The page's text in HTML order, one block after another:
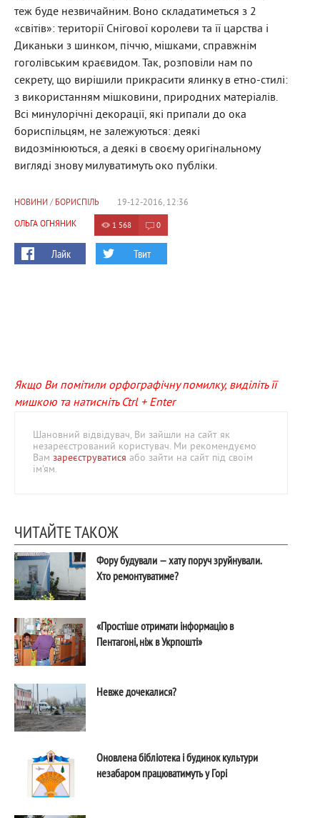
теж буде незвичайним. Воно складатиметься з 2
«світів»: території Снігової королеви та її царства і
Диканьки з шинком, піччю, мішками, справжнім
гоголівським краєвидом. Так, розповіли нам по
секрету, що вирішили прикрасити ялинку в етно-стилі:
з використанням мішковини, природних матеріалів.
Всі минулорічні декорації, які припали до ока
бориспільцям, не залежуються: деякі
видозмінюються, а деякі в своєму оригінальному
вигляді знову милуватимуть око публіки.
НОВИНИ/ БОРИСПІЛЬ
19-12-2016, 12:36
ОЛЬГА ОГНЯНИК
1 568 0
Лайк Твит
Якщо Ви помітили орфографічну помилку, виділіть її
мишкою та натисніть Ctrl + Enter
Шановний відвідувач, Ви зайшли на сайт як
незареєстрований користувач. Ми рекомендуємо
Вам зареєструватися або зайти на сайт під своїм
ім'ям.
ЧИТАЙТЕ ТАКОЖ
Фору будували — хату поруч зруйнували.
Хто ремонтуватиме?
«Простіше отримати інформацію в
Пентагоні, ніж в Укрпошті»
Невже дочекалися?
Оновлена бібліотека і будинок культури
незабаром працюватимуть у Горі